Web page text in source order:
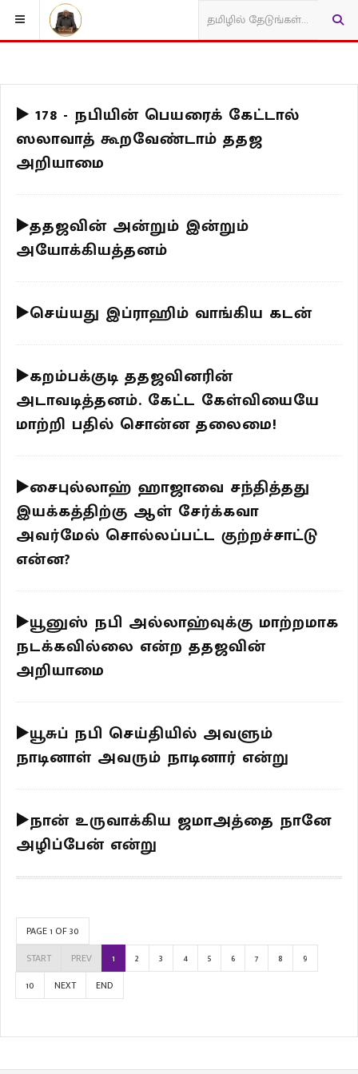
▶️ 178 - நபியின் பெயரைக் கேட்டால்
ஸலாவாத் கூறவேண்டாம் ததஜ
அறியாமை
▶️ததஜவின் அன்றும் இன்றும்
அயோக்கியத்தனம்
▶️செய்யது இப்ராஹிம் வாங்கிய கடன்
▶️கறம்பக்குடி ததஜவினரின்
அடாவடித்தனம். கேட்ட கேள்வியையே
மாற்றி பதில் சொன்ன தலைமை!
▶️சைபுல்லாஹ் ஹாஜாவை சந்தித்தது
இயக்கத்திற்கு ஆள் சேர்க்கவா
அவர்மேல் சொல்லப்பட்ட குற்றச்சாட்டு
என்ன?
▶️யூனுஸ் நபி அல்லாஹ்வுக்கு மாற்றமாக
நடக்கவில்லை என்ற ததஜவின்
அறியாமை
▶️யூசுப் நபி செய்தியில் அவளும்
நாடினாள் அவரும் நாடினார் என்று
▶️நான் உருவாக்கிய ஜமாஅத்தை நானே
அழிப்பேன் என்று
PAGE 1 OF 30
START
PREV 1 2 3 4 5 6 7 8
9
10
NEXT END